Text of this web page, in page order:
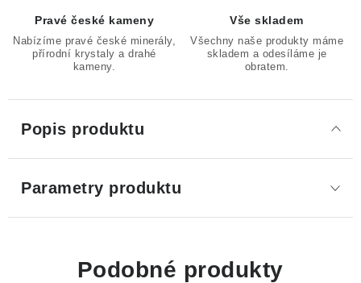
Pravé české kameny
Nabízíme pravé české minerály,
přírodní krystaly a drahé
kameny.
Vše skladem
Všechny naše produkty máme
skladem a odesíláme je
obratem.
Popis produktu
Parametry produktu
Podobné produkty